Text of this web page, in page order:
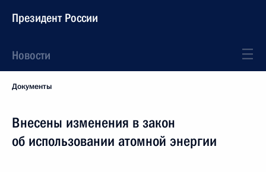
Президент России
Новости
Документы
Внесены изменения в закон
об использовании атомной энергии